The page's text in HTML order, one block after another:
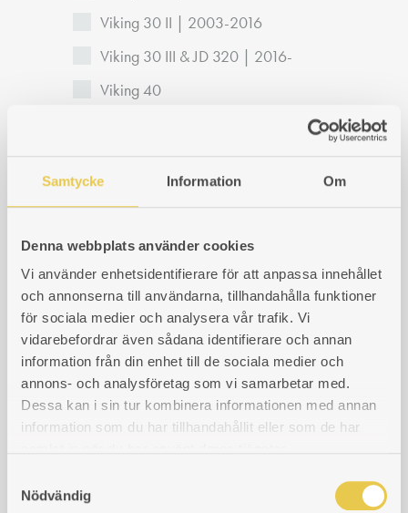
Samtycke Information Om
Denna webbplats använder cookies
Vi använder enhetsidentifierare för att anpassa innehållet
och annonserna till användarna, tillhandahålla funktioner
för sociala medier och analysera vår trafik. Vi
vidarebefordrar även sådana identifierare och annan
information från din enhet till de sociala medier och
annons- och analysföretag som vi samarbetar med.
Dessa kan i sin tur kombinera informationen med annan
information som du har tillhandahållit eller som de har
Nödvändig
Viking 30 II | 2003-2016
Viking 30 III & JD 320 | 2016-
Viking 40
Viking 75
Jøtul
Näveqvarn
Norrahammar
Alfa Velox
Ankarsrum
Skoglund Olsson
Bolinder
Kockums